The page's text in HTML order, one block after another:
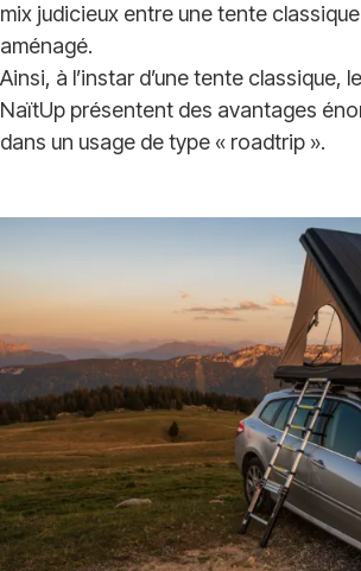
mix judicieux entre une tente
aménagé.
Ainsi, à l’instar d’une tente classique,
NaïtUp présentent des avantages
dans un usage de type « roadtrip ».